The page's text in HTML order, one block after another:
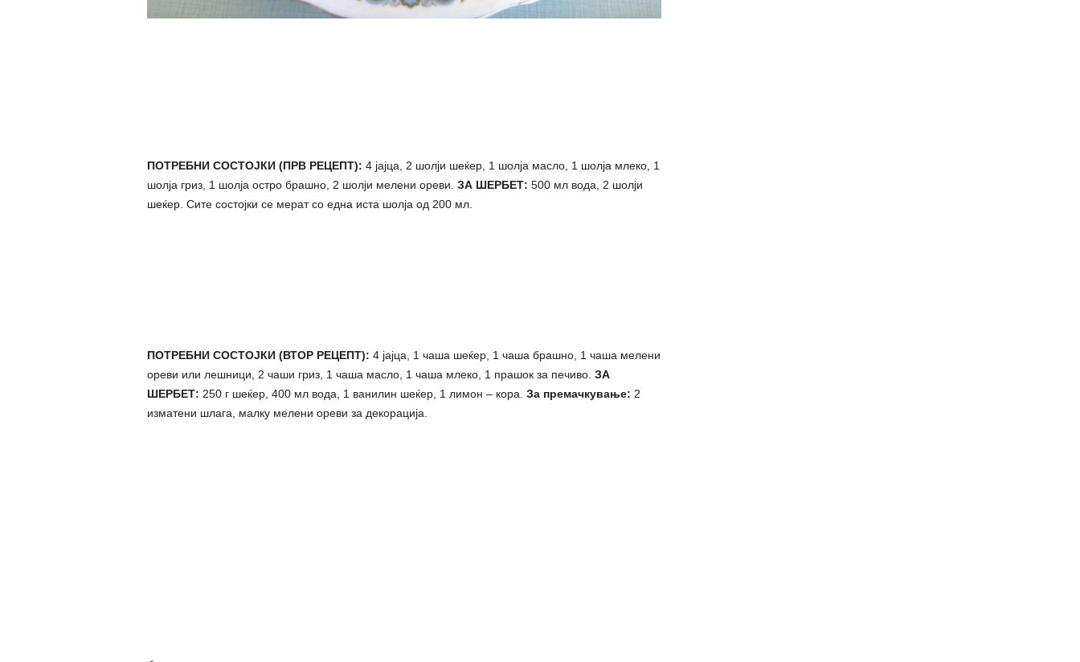
ПОТРЕБНИ СОСТОЈКИ (ПРВ РЕЦЕПТ): 4 јајца, 2 шолји шеќер, 1 шолја масло, 1 шолја млеко, 1
шолја гриз, 1 шолја остро брашно, 2 шолји мелени ореви. ЗА ШЕРБЕТ: 500 мл вода, 2 шолји
шеќер. Сите состојки се мерат со една иста шолја од 200 мл.
ПОТРЕБНИ СОСТОЈКИ (ВТОР РЕЦЕПТ): 4 јајца, 1 чаша шеќер, 1 чаша брашно, 1 чаша мелени
ореви или лешници, 2 чаши гриз, 1 чаша масло, 1 чаша млеко, 1 прашок за печиво. ЗА
ШЕРБЕТ: 250 г шеќер, 400 мл вода, 1 ванилин шеќер, 1 лимон – кора. За премачкување: 2
изматени шлага, малку мелени ореви за декорација.